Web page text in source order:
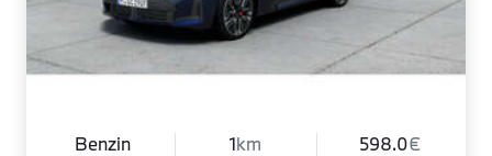
Benzin 1km 598.0€